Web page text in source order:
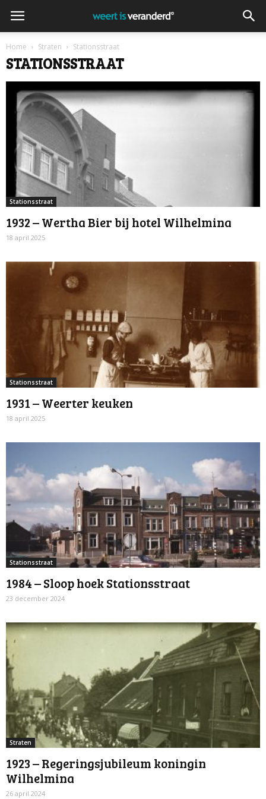
Home Straten Stationsstraat
STATIONSSTRAAT
Stationsstraat
1932 – Wertha Bier bij hotel Wilhelmina
18 april 2025
Stationsstraat
1931 – Weerter keuken
18 april 2025
Stationsstraat
1984 – Sloop hoek Stationsstraat
23 december 2024
Straten
1923 – Regeringsjubileum koningin
Wilhelmina
26 april 2024